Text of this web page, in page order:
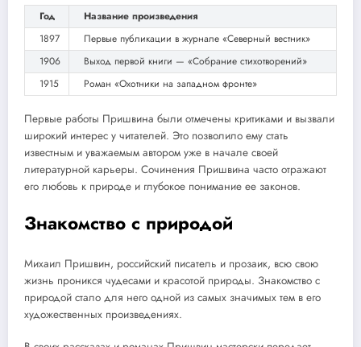
Год
Название произведения
1897
Первые публикации в журнале «Северный вестник»
1906
Выход первой книги — «Собрание стихотворений»
1915
Роман «Охотники на западном фронте»
Первые работы Пришвина были отмечены критиками и вызвали
широкий интерес у читателей. Это позволило ему стать
известным и уважаемым автором уже в начале своей
литературной карьеры. Сочинения Пришвина часто отражают
его любовь к природе и глубокое понимание ее законов.
Знакомство с природой
Михаил Пришвин, российский писатель и прозаик, всю свою
жизнь проникся чудесами и красотой природы. Знакомство с
природой стало для него одной из самых значимых тем в его
художественных произведениях.